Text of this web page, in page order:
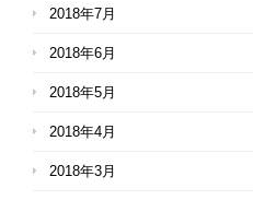
2018年7月
2018年6月
2018年5月
2018年4月
2018年3月